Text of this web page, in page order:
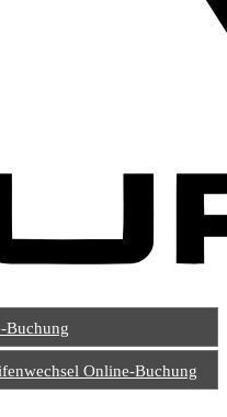
Buchung
Online-Buchung